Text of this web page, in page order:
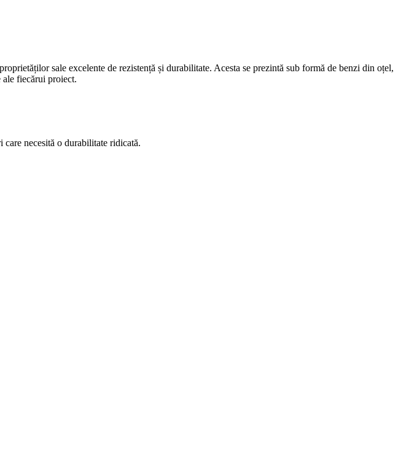
sale excelente de rezistență și durabilitate. Acesta se prezintă sub formă de benzi din oțel,
ale fiecărui proiect.
necesită o durabilitate ridicată.